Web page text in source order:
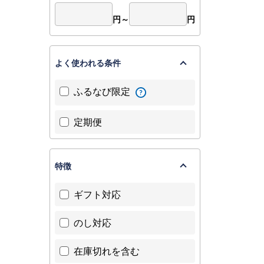
円～ 円
よく使われる条件
ふるなび限定
定期便
特徴
ギフト対応
のし対応
在庫切れを含む